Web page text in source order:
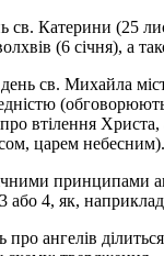
св. Катерини (25
(6 січня), а
св. Михайла
втілення
царем небесним).
або 4, як,
про ангелів